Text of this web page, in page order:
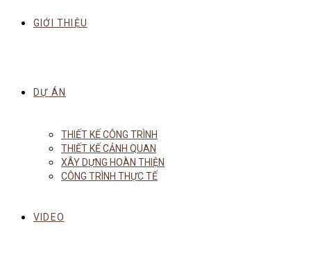
GIỚI THIỆU
DỰ ÁN
THIẾT KẾ CÔNG TRÌNH
THIẾT KẾ CẢNH QUAN
XÂY DỰNG HOÀN THIỆN
CÔNG TRÌNH THỰC TẾ
VIDEO